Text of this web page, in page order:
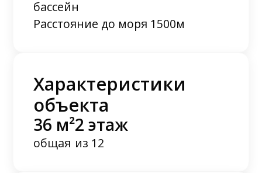
бассейн
Расстояние до моря 1500м
Характеристики
объекта
36 м²
общая
2 этаж
из 12